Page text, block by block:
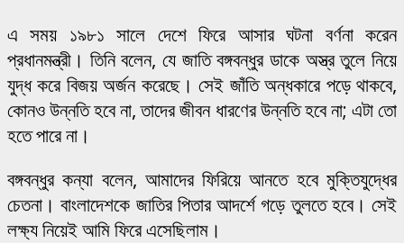
এ সময় ১৯৮১ সালে দেশে ফিরে আসার ঘটনা বর্ণনা করেন
প্রধানমন্ত্রী। তিনি বলেন, যে জাতি বঙ্গবন্ধুর ডাকে অস্ত্র তুলে নিয়ে
যুদ্ধ করে বিজয় অর্জন করেছে। সেই জাঁতি অন্ধকারে পড়ে থাকবে,
কোনও উন্নতি হবে না, তাদের জীবন ধারণের উন্নতি হবে না; এটা তো
হতে পারে না।
বঙ্গবন্ধুর কন্যা বলেন, আমাদের ফিরিয়ে আনতে হবে মুক্তিযুদ্ধের
চেতনা। বাংলাদেশকে জাতির পিতার আদর্শে গড়ে তুলতে হবে। সেই
লক্ষ্য নিয়েই আমি ফিরে এসেছিলাম।